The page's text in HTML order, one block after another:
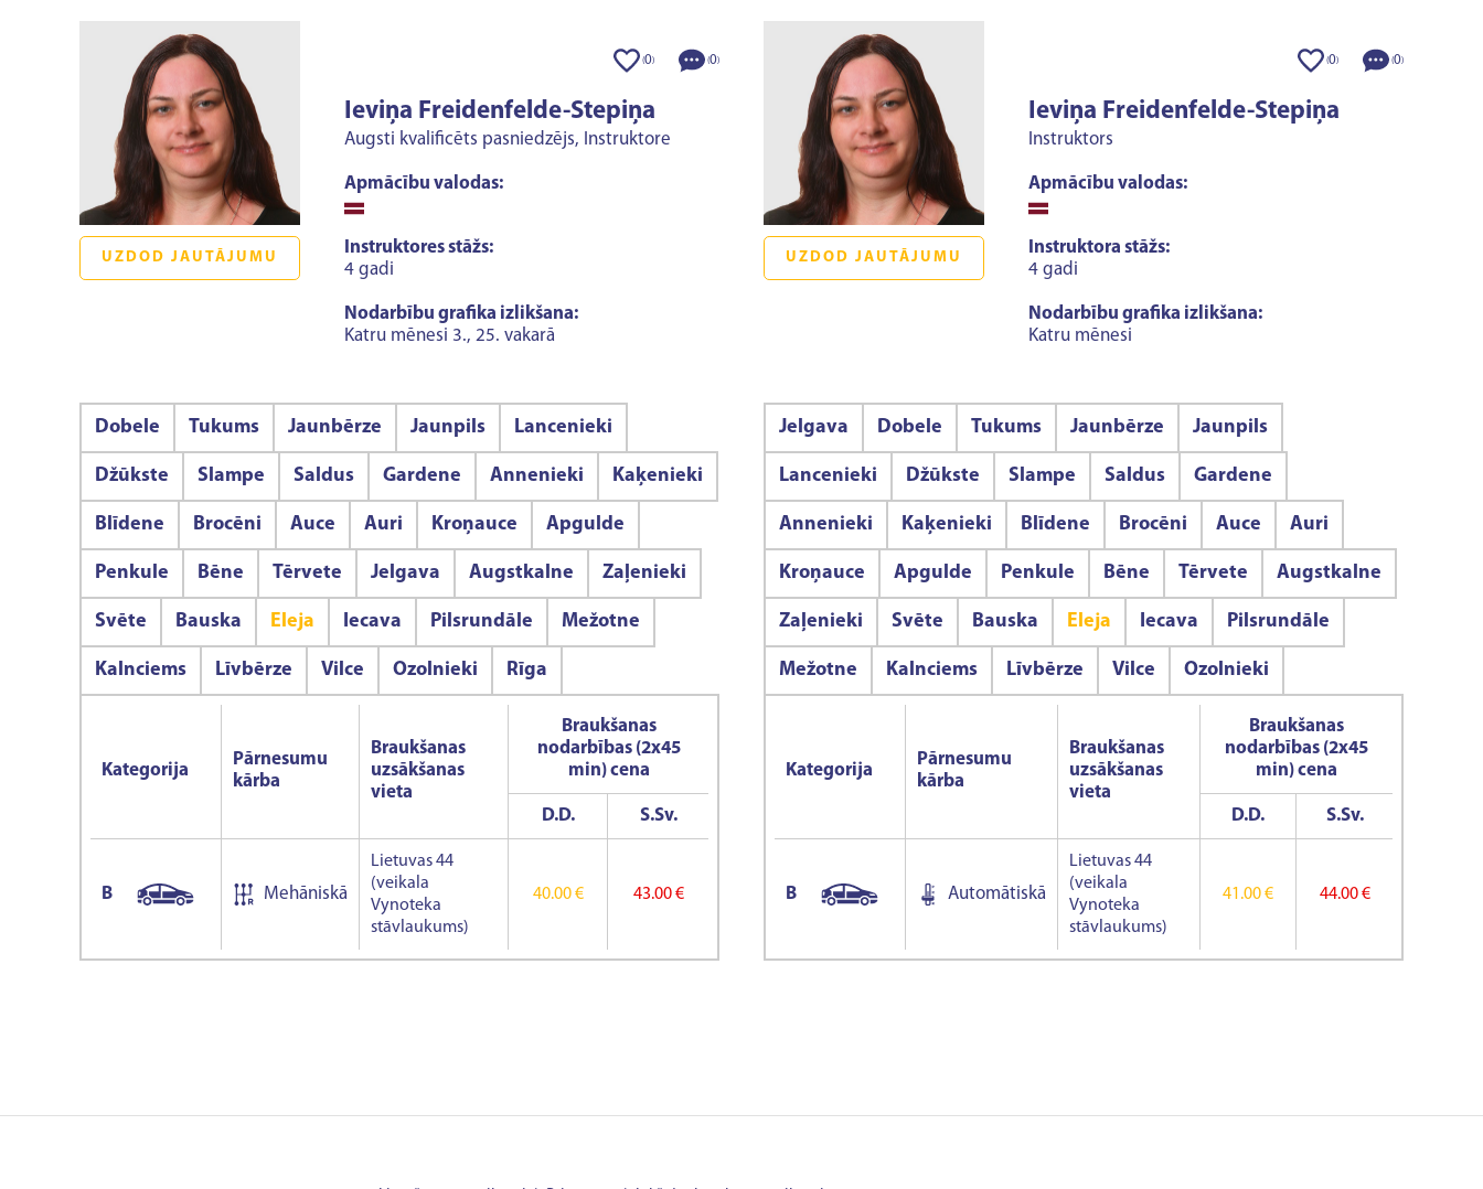
UZDOD JAUTĀJUMU
(0) (0)
Ieviņa Freidenfelde-Stepiņa
Augsti kvalificēts pasniedzējs, Instruktore
Apmācību valodas:
Instruktores stāžs:
4 gadi
Nodarbību grafika izlikšana:
Katru mēnesi 3., 25. vakarā
Dobele Tukums Jaunbērze Jaunpils Lancenieki
Džūkste Slampe Saldus Gardene Annenieki Kaķenieki
Blīdene Brocēni Auce Auri Kroņauce Apgulde
Penkule Bēne Tērvete Jelgava Augstkalne Zaļenieki
Svēte Bauska Eleja Iecava Pilsrundāle Mežotne
Kalnciems Līvbērze Vilce Ozolnieki Rīga
Kategorija
Pārnesumu
kārba
Braukšanas
uzsākšanas
vieta
Braukšanas
nodarbības (2x45
min) cena
D.D. S.Sv.
B Mehāniskā
Lietuvas 44
(veikala
Vynoteka
stāvlaukums)
40.00 € 43.00 €
UZDOD JAUTĀJUMU
(0) (0)
Ieviņa Freidenfelde-Stepiņa
Instruktors
Apmācību valodas:
Instruktora stāžs:
4 gadi
Nodarbību grafika izlikšana:
Katru mēnesi
Jelgava Dobele Tukums Jaunbērze Jaunpils
Lancenieki Džūkste Slampe Saldus Gardene
Annenieki Kaķenieki Blīdene Brocēni Auce Auri
Kroņauce Apgulde Penkule Bēne Tērvete Augstkalne
Zaļenieki Svēte Bauska Eleja Iecava Pilsrundāle
Mežotne Kalnciems Līvbērze Vilce Ozolnieki
Kategorija
Pārnesumu
kārba
Braukšanas
uzsākšanas
vieta
Braukšanas
nodarbības (2x45
min) cena
D.D. S.Sv.
B Automātiskā
Lietuvas 44
(veikala
Vynoteka
stāvlaukums)
41.00 € 44.00 €